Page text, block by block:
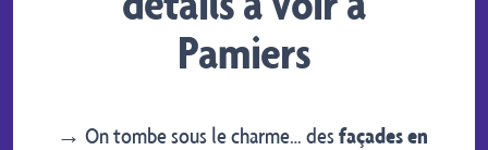
Pamiers
→ On tombe sous le charme… desfaçades en